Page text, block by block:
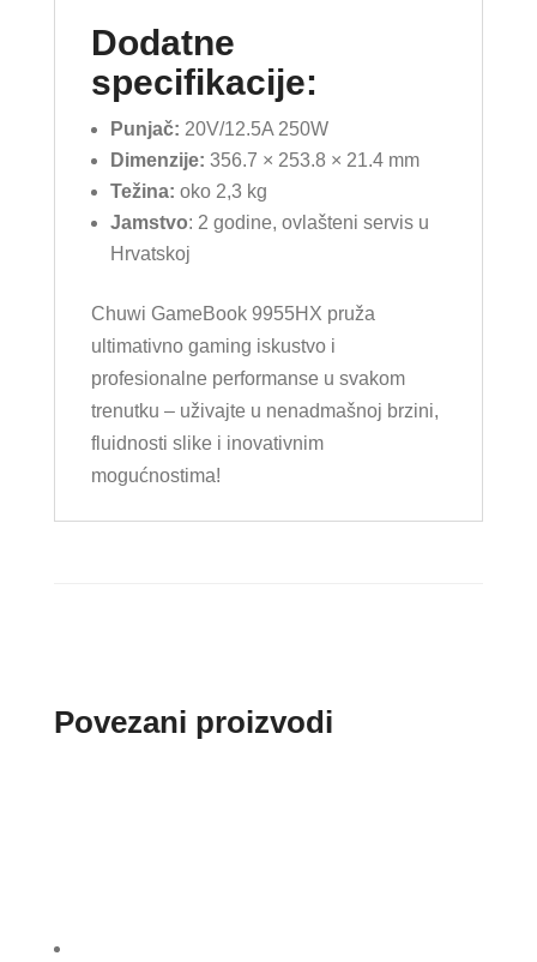
Dodatne
specifikacije:
Punjač: 20V/12.5A 250W
Dimenzije: 356.7 × 253.8 × 21.4 mm
Težina: oko 2,3 kg
Jamstvo: 2 godine, ovlašteni servis u
Hrvatskoj
Chuwi GameBook 9955HX pruža
ultimativno gaming iskustvo i
profesionalne performanse u svakom
trenutku – uživajte u nenadmašnoj brzini,
fluidnosti slike i inovativnim
mogućnostima!
Povezani proizvodi